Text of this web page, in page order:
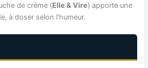
de crème (Elle & Vire) apporte une
à doser selon l’humeur.